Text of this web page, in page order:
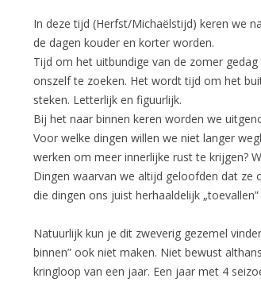
In deze tijd (Herfst/Michaëlstijd) keren we
de dagen kouder en korter worden.
Tijd om het uitbundige van de zomer
onszelf te zoeken. Het wordt tijd om het
steken. Letterlijk en figuurlijk.
Bij het naar binnen keren worden we
Voor welke dingen willen we niet langer
werken om meer innerlijke rust te krijgen?
Dingen waarvan we altijd geloofden dat
die dingen ons juist herhaaldelijk
Natuurlijk kun je dit zweverig gezemel
binnen” ook niet maken. Niet bewust
kringloop van een jaar. Een jaar met 4